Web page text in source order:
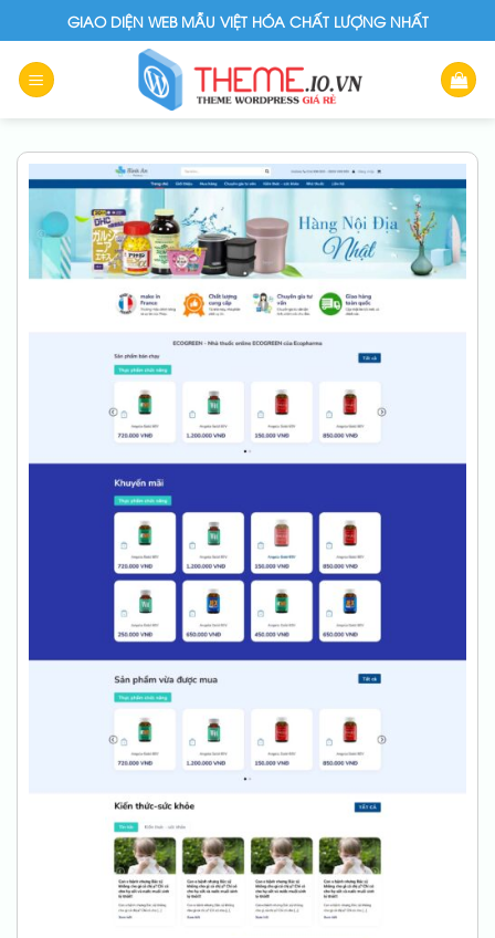
to
content
GIAO DIỆN WEB MẪU VIỆT HÓA CHẤT LƯỢNG NHẤT